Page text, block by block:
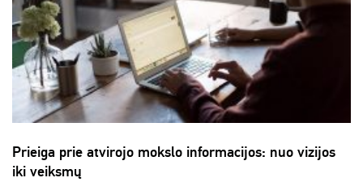
Prieiga prie atvirojo mokslo informacijos: nuo vizijos
iki veiksmų